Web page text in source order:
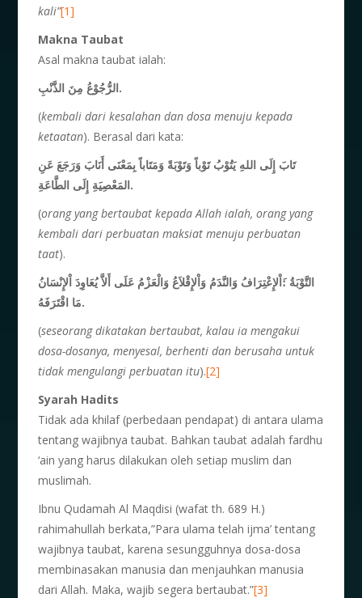
kali”[1]
Makna Taubat
Asal makna taubat ialah:
الرُّجُوْعُ مِنَ الذَّنْبِ.
(kembali dari kesalahan dan dosa menuju kepada
ketaatan). Berasal dari kata:
تَابَ إِلَى اللهِ يَتُوْبُ تَوْباً وَتَوْبَةً وَمَتَاباً بِمَعْنَى أَنَابَ وَرَجَعَ عَنِ
المَعْصِيَةِ إِلَى الطَّاعَةِ.
(orang yang bertaubat kepada Allah ialah, orang yang
kembali dari perbuatan maksiat menuju perbuatan
taat).
التَّوْبَةُ :َاْلإِعْتِرَافُ وَالنَّدَمُ وَاْلإِقْلاَعُ وَالْعَزْمُ عَلَى أَلاَّ يُعَاوِدَ اْلإِنْسَانُ
مَا اقْتَرَفَهُ.
(seseorang dikatakan bertaubat, kalau ia mengakui
dosa-dosanya, menyesal, berhenti dan berusaha untuk
tidak mengulangi perbuatan itu).[2]
Syarah Hadits
Tidak ada khilaf (perbedaan pendapat) di antara ulama
tentang wajibnya taubat. Bahkan taubat adalah fardhu
‘ain yang harus dilakukan oleh setiap muslim dan
muslimah.
Ibnu Qudamah Al Maqdisi (wafat th. 689 H.)
rahimahullah berkata,”Para ulama telah ijma’ tentang
wajibnya taubat, karena sesungguhnya dosa-dosa
membinasakan manusia dan menjauhkan manusia
dari Allah. Maka, wajib segera bertaubat.”[3]